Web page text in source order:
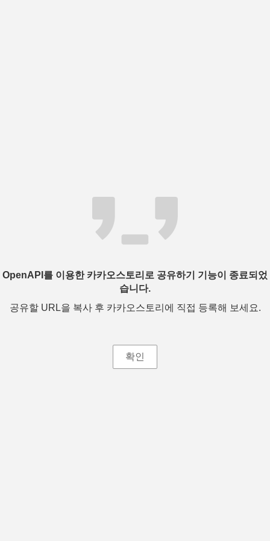
OpenAPI를 이용한 카카오스토리로 공유하기 기능이 종료되었
습니다.
공유할 URL을 복사 후 카카오스토리에 직접 등록해 보세요.
확인